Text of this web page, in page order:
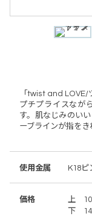
「twist and LOVE/
プチプライスなが
す。肌なじみのい
ーブラインが指をき
使用金属 K18ピ
価格
上
下